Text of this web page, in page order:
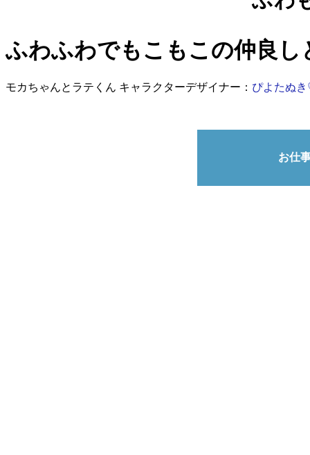
ふわふわでもこもこの仲良し
モカちゃんとラテくん キャラクターデザイナー： ぴよたぬ
お仕